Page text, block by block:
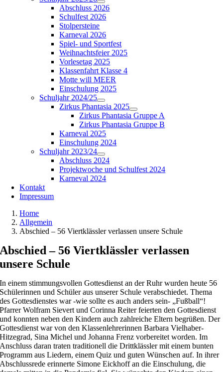
Abschluss 2026
Schulfest 2026
Stolpersteine
Karneval 2026
Spiel- und Sportfest
Weihnachtsfeier 2025
Vorlesetag 2025
Klassenfahrt Klasse 4
Motte will MEER
Einschulung 2025
Schuljahr 2024/25
Zirkus Phantasia 2025
Zirkus Phantasia Gruppe A
Zirkus Phantasia Gruppe B
Karneval 2025
Einschulung 2024
Schuljahr 2023/24
Abschluss 2024
Projektwoche und Schulfest 2024
Karneval 2024
Kontakt
Impressum
Home
Allgemein
Abschied – 56 Viertklässler verlassen unsere Schule
Abschied – 56 Viertklässler verlassen
unsere Schule
In einem stimmungsvollen Gottesdienst an der Ruhr wurden heute 56
Schülerinnen und Schüler aus unserer Schule verabschiedet. Thema
des Gottesdienstes war -wie sollte es auch anders sein- „Fußball“!
Pfarrer Wolfram Sievert und Corinna Reiter feierten den Gottesdienst
und konnten neben den Kindern auch zahlreiche Eltern begrüßen. Der
Gottesdienst war von den Klassenlehrerinnen Barbara Vielhaber-
Hitzegrad, Sina Michel und Johanna Frenz vorbereitet worden. Im
Anschluss daran traten traditionell die Drittklässler mit einem bunten
Programm aus Liedern, einem Quiz und guten Wünschen auf. In ihrer
Abschlussrede erinnerte Simone Eickhoff an die Einschulung, die